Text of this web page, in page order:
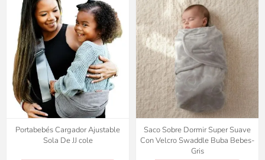
Portabebés Cargador Ajustable
Sola De JJ cole
Saco Sobre Dormir Super Suave
Con Velcro Swaddle Buba Bebes-
Gris